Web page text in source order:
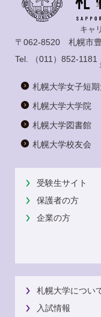
キャ
〒062-8520 札幌市
Tel.
（011）852-1181
札幌大学女子短
札幌大学大学院
札幌大学図書館
札幌大学校友会
受験生サイト
保護者の方
企業の方
札幌大学につい
入試情報